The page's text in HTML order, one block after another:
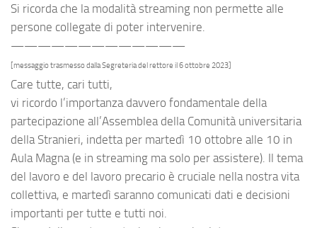
Si ricorda che la modalità streaming non permette alle
persone collegate di poter intervenire.
—————————————
[messaggio trasmesso dalla Segreteria del rettore il 6 ottobre 2023]
Care tutte, cari tutti,
vi ricordo l’importanza davvero fondamentale della
partecipazione all’Assemblea della Comunità universitaria
della Stranieri, indetta per martedì 10 ottobre alle 10 in
Aula Magna (e in streaming ma solo per assistere). Il tema
del lavoro e del lavoro precario è cruciale nella nostra vita
collettiva, e martedì saranno comunicati dati e decisioni
importanti per tutte e tutti noi.